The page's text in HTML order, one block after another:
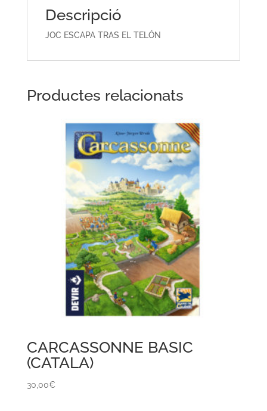
Descripció
JOC ESCAPA TRAS EL TELÓN
Productes relacionats
CARCASSONNE BASIC
(CATALA)
30,00€